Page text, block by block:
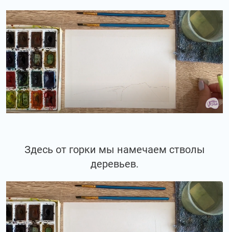
Здесь от горки мы намечаем стволы
деревьев.